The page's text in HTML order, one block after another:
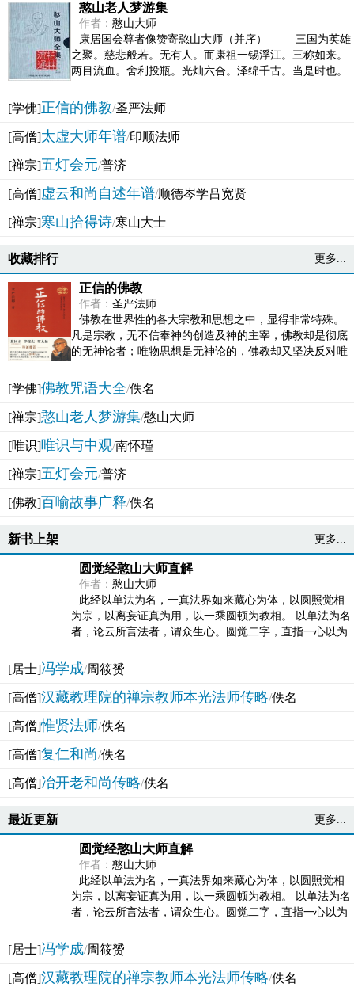
憨山老人梦游集
作者： 憨山大师
康居国会尊者像赞寄憨山大师（并序） 三国为英雄
之聚。慈悲般若。无有人。而康祖一锡浮江。三称如来。
两目流血。舍利投瓶。光灿六合。泽绵千古。当是时也。
[学佛]正信的佛教/圣严法师
[高僧]太虚大师年谱/印顺法师
[禅宗]五灯会元/普济
[高僧]虚云和尚自述年谱/顺德岑学吕宽贤
[禅宗]寒山拾得诗/寒山大士
收藏排行 更多...
正信的佛教
作者： 圣严法师
佛教在世界性的各大宗教和思想之中，显得非常特殊。
凡是宗教，无不信奉神的创造及神的主宰，佛教却是彻底
的无神论者；唯物思想是无神论的，佛教却又坚决反对唯
[学佛]佛教咒语大全/佚名
[禅宗]憨山老人梦游集/憨山大师
[唯识]唯识与中观/南怀瑾
[禅宗]五灯会元/普济
[佛教]百喻故事广释/佚名
新书上架 更多...
圆觉经憨山大师直解
作者： 憨山大师
此经以单法为名，一真法界如来藏心为体，以圆照觉相
为宗，以离妄证真为用，以一乘圆顿为教相。 以单法为名
者，论云所言法者，谓众生心。圆觉二字，直指一心以为
[居士]冯学成/周筱赟
[高僧]汉藏教理院的禅宗教师本光法师传略/佚名
[高僧]惟贤法师/佚名
[高僧]复仁和尚/佚名
[高僧]冶开老和尚传略/佚名
最近更新 更多...
圆觉经憨山大师直解
作者： 憨山大师
此经以单法为名，一真法界如来藏心为体，以圆照觉相
为宗，以离妄证真为用，以一乘圆顿为教相。 以单法为名
者，论云所言法者，谓众生心。圆觉二字，直指一心以为
[居士]冯学成/周筱赟
[高僧]汉藏教理院的禅宗教师本光法师传略/佚名